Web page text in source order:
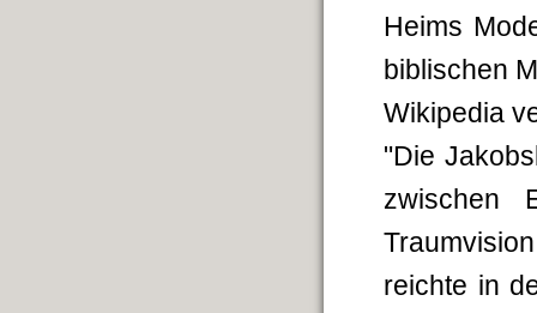
Heims
biblischen
Wikipedia
"Die
Traumvision
reichte in